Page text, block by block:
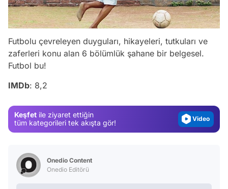
Futbolu çevreleyen duyguları, hikayeleri, tutkuları ve
zaferleri konu alan 6 bölümlük şahane bir belgesel.
Futbol bu!
IMDb: 8,2
Keşfet ile ziyaret ettiğin
tüm kategorileri tek akışta gör!
Video
Video
Onedio Content
Onedio Editörü